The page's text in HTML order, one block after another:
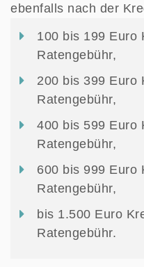
ebenfalls nach der
100 bis 199 Euro
Ratengebühr,
200 bis 399 Euro
Ratengebühr,
400 bis 599 Euro
Ratengebühr,
600 bis 999 Euro
Ratengebühr,
bis 1.500 Euro
Ratengebühr.